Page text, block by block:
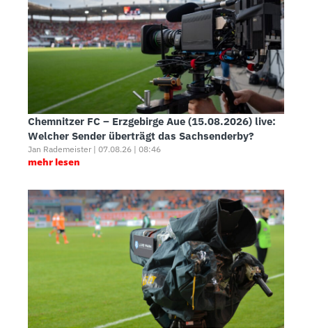
Chemnitzer FC – Erzgebirge Aue (15.08.2026) live:
Welcher Sender überträgt das Sachsenderby?
Jan Rademeister | 07.08.26 | 08:46
mehr lesen